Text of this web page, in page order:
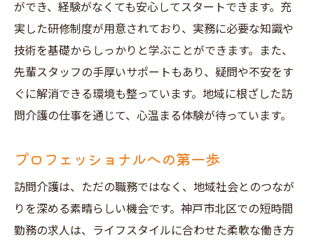
ができ、経験がなくても安心してスタートできます。充
実した研修制度が用意されており、実務に必要な知識や
技術を基礎からしっかりと学ぶことができます。また、
先輩スタッフの手厚いサポートもあり、疑問や不安をす
ぐに解消できる環境も整っています。地域に根ざした訪
問介護の仕事を通じて、心温まる体験が待っています。
プロフェッショナルへの第一歩
訪問介護は、ただの職務ではなく、地域社会とのつなが
りを深める素晴らしい機会です。神戸市北区での短時間
勤務の求人は、ライフスタイルに合わせた柔軟な働き方